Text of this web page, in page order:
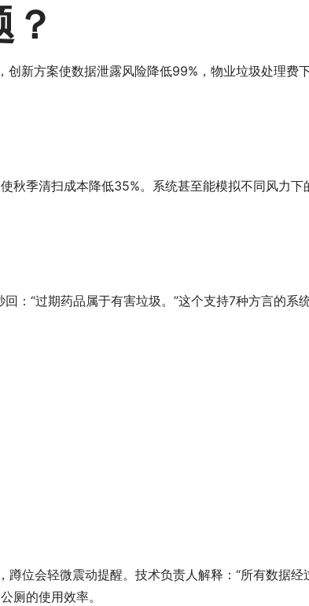
新方案使数据泄露风险降低99%，物业垃圾处理费
秋季清扫成本降低35%。系统甚至能模拟不同风力下
：“过期药品属于有害垃圾。”这个支持7种方言的系
位会轻微震动提醒。技术负责人解释：“所有数据经
厕的使用效率。